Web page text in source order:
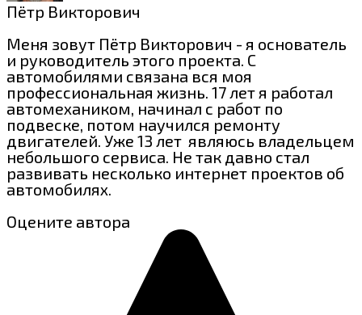
Пётр Викторович
Меня зовут Пётр Викторович - я основатель
и руководитель этого проекта. С
автомобилями связана вся моя
профессиональная жизнь. 17 лет я работал
автомехаником, начинал с работ по
подвеске, потом научился ремонту
двигателей. Уже 13 лет являюсь владельцем
небольшого сервиса. Не так давно стал
развивать несколько интернет проектов об
автомобилях.
Оцените автора